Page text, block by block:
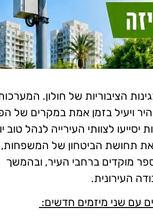
הציבוריות של חולון.
ויעיל בזמן אמת במקרים של
לצוותי העירייה לנהל טוב
תחושת הביטחון של המשפחות,
מוקדים ברחבי העיר, ובהמשך
העירונית.
עם שני מיזמים חדשים: